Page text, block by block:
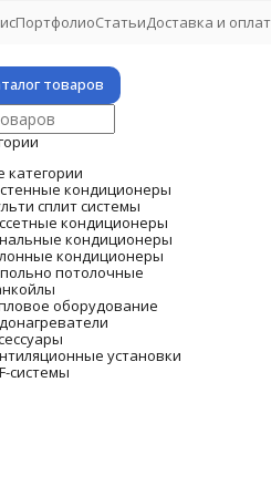
ПортфолиоСтатьиДоставка и
товаров
категории
кондиционеры
сплит системы
кондиционеры
кондиционеры
кондиционеры
потолочные
оборудование
установки
системы